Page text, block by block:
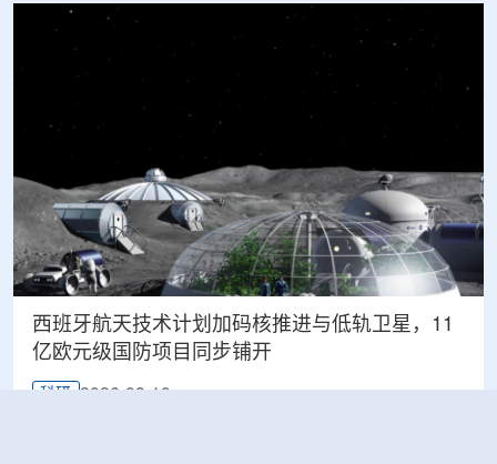
西班牙航天技术计划加码核推进与低轨卫星，11
亿欧元级国防项目同步铺开
科研 2026-08-10